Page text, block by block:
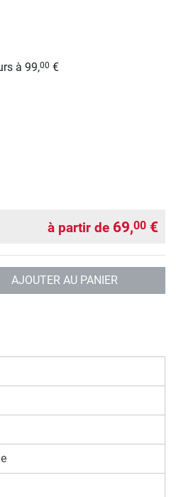
à 99,00 €
à partir de 69,00 €
AJOUTER AU PANIER